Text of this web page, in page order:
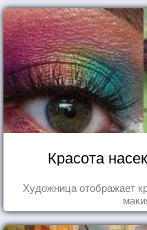
Красота
Художница отображает